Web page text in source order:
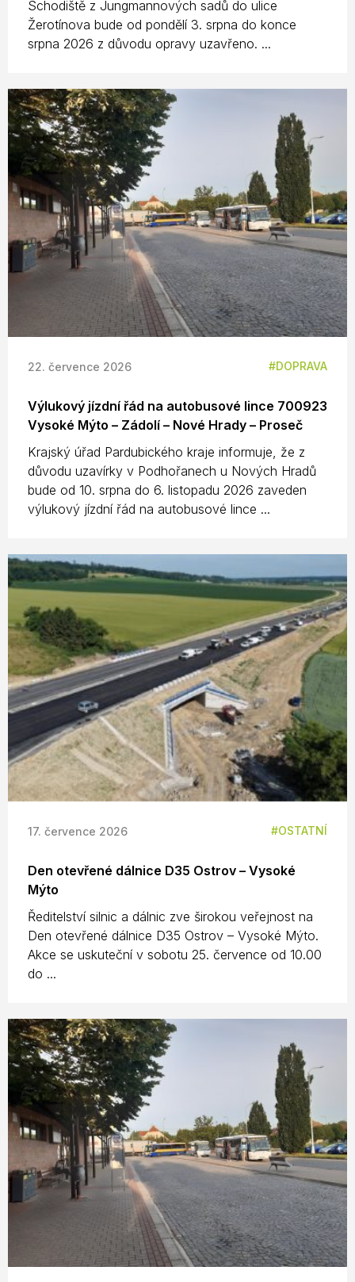
Schodiště z Jungmannových sadů do ulice
Žerotínova bude od pondělí 3. srpna do konce
srpna 2026 z důvodu opravy uzavřeno. ...
22. července 2026 DOPRAVA
Výlukový jízdní řád na autobusové lince 700923
Vysoké Mýto – Zádolí – Nové Hrady – Proseč
Krajský úřad Pardubického kraje informuje, že z
důvodu uzavírky v Podhořanech u Nových Hradů
bude od 10. srpna do 6. listopadu 2026 zaveden
výlukový jízdní řád na autobusové lince ...
17. července 2026 OSTATNÍ
Den otevřené dálnice D35 Ostrov – Vysoké
Mýto
Ředitelství silnic a dálnic zve širokou veřejnost na
Den otevřené dálnice D35 Ostrov – Vysoké Mýto.
Akce se uskuteční v sobotu 25. července od 10.00
do ...